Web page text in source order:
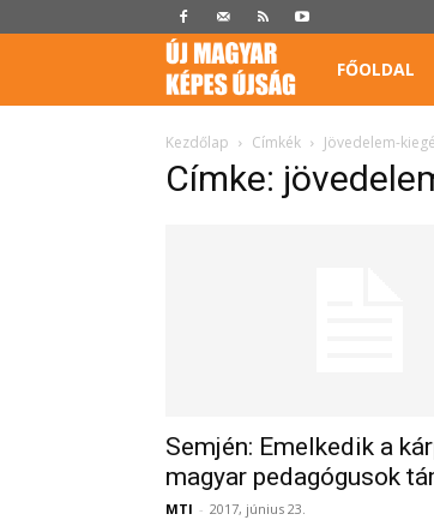
Képes
Újság
FŐOLDAL
Kezdőlap Címkék Jövedelem-
Címke:
Semjén: Emelkedik a
magyar pedagógusok
MTI - 2017, június 23.